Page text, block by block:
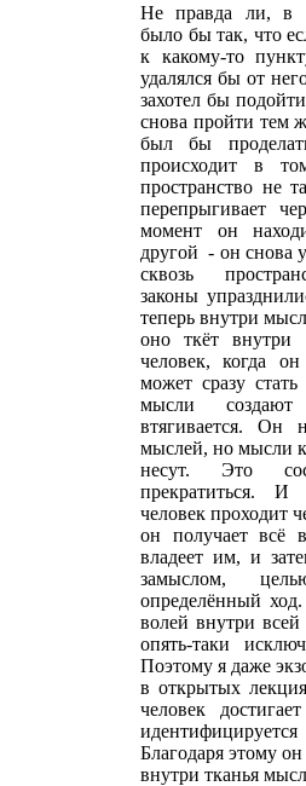
Не правда ли, в
было бы так, что
к какому-то
удалялся бы от
захотел бы
снова пройти тем
был бы
происходит в
пространство не
перепрыгивает
момент он
другой - он снова
сквозь
законы
теперь внутри
оно ткёт внутри
человек, когда
может сразу
мысли
втягивается.
мыслей, но мысли
несут. Это
прекратиться. И
человек проходит
он получает всё
владеет им, и
замыслом,
определённый
волей внутри
опять-таки
Поэтому я даже
в открытых
человек
Благодаря этому
внутри тканья